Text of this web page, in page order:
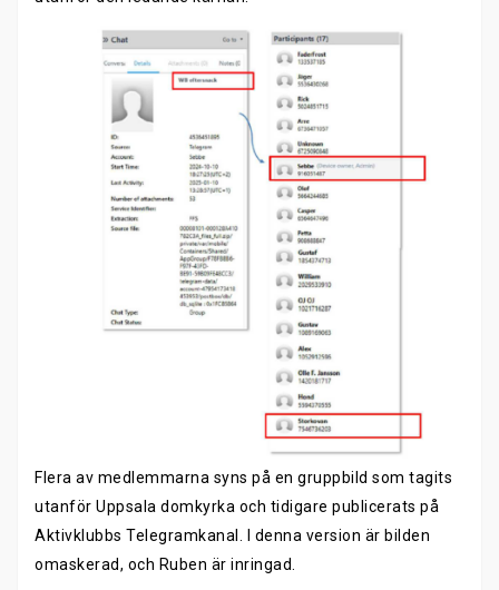
Flera av medlemmarna syns på en gruppbild som tagits
utanför Uppsala domkyrka och tidigare publicerats på
Aktivklubbs Telegramkanal. I denna version är bilden
omaskerad, och Ruben är inringad.